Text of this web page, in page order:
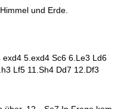
und Erde.
5.exd4 Sc6 6.Le3 Ld6
Lf5 11.Sh4 Dd7 12.Df3